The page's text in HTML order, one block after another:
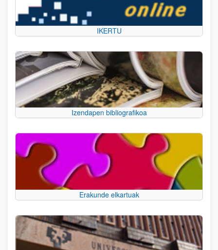
IKERTU
Izendapen bibliografikoa
Erakunde elkartuak